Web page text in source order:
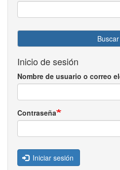
Buscar
Inicio de sesión
Nombre de usuario o correo
Contraseña
Iniciar sesión